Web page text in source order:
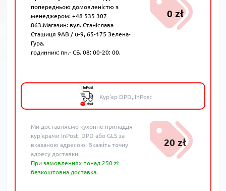
попередньою домовленістю з
менеджером: +48 535 307
863.Магазин: вул. Станіслава
Сташиця 9AB / u-9, 65-175 Зелена-
Гура.
годинник: пн.- СБ. 08: 00-20: 00.
0 zł
Кур'єр DPD, InPost
Ми доставляємо кухонне приладдя
кур'єрами InPost, DPD або GLS за
вказаною адресою. Вкажіть точну
адресу доставки.
При замовленнях понад 250 zł
безкоштовна доставка.
20 zł